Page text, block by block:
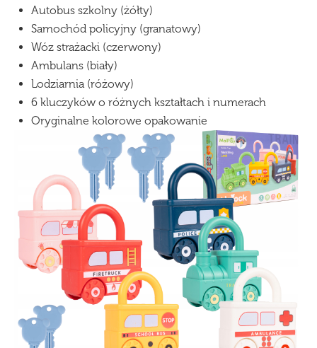
Autobus szkolny (żółty)
Samochód policyjny (granatowy)
Wóz strażacki (czerwony)
Ambulans (biały)
Lodziarnia (różowy)
6 kluczyków o różnych kształtach i numerach
Oryginalne kolorowe opakowanie